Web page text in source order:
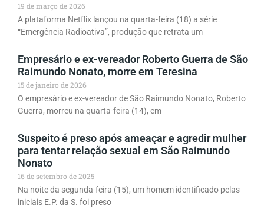
19 de março de 2026
A plataforma Netflix lançou na quarta-feira (18) a série
“Emergência Radioativa”, produção que retrata um
Empresário e ex-vereador Roberto Guerra de São
Raimundo Nonato, morre em Teresina
15 de janeiro de 2026
O empresário e ex-vereador de São Raimundo Nonato, Roberto
Guerra, morreu na quarta-feira (14), em
Suspeito é preso após ameaçar e agredir mulher
para tentar relação sexual em São Raimundo
Nonato
16 de setembro de 2025
Na noite da segunda-feira (15), um homem identificado pelas
iniciais E.P. da S. foi preso